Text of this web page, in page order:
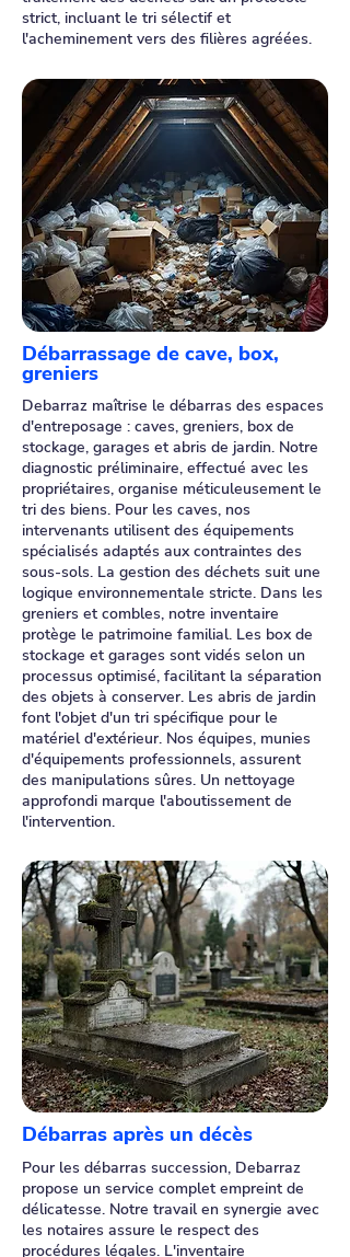
strict, incluant le tri sélectif et
l'acheminement vers des filières agréées.
Débarrassage de cave, box,
greniers
Debarraz maîtrise le débarras des espaces
d'entreposage : caves, greniers, box de
stockage, garages et abris de jardin. Notre
diagnostic préliminaire, effectué avec les
propriétaires, organise méticuleusement le
tri des biens. Pour les caves, nos
intervenants utilisent des équipements
spécialisés adaptés aux contraintes des
sous-sols. La gestion des déchets suit une
logique environnementale stricte. Dans les
greniers et combles, notre inventaire
protège le patrimoine familial. Les box de
stockage et garages sont vidés selon un
processus optimisé, facilitant la séparation
des objets à conserver. Les abris de jardin
font l'objet d'un tri spécifique pour le
matériel d'extérieur. Nos équipes, munies
d'équipements professionnels, assurent
des manipulations sûres. Un nettoyage
approfondi marque l'aboutissement de
l'intervention.
Débarras après un décès
Pour les débarras succession, Debarraz
propose un service complet empreint de
délicatesse. Notre travail en synergie avec
les notaires assure le respect des
procédures légales. L'inventaire